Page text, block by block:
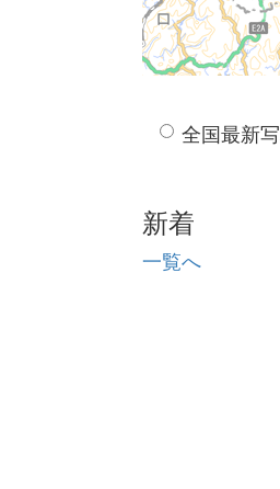
全国最新
新着
一覧へ